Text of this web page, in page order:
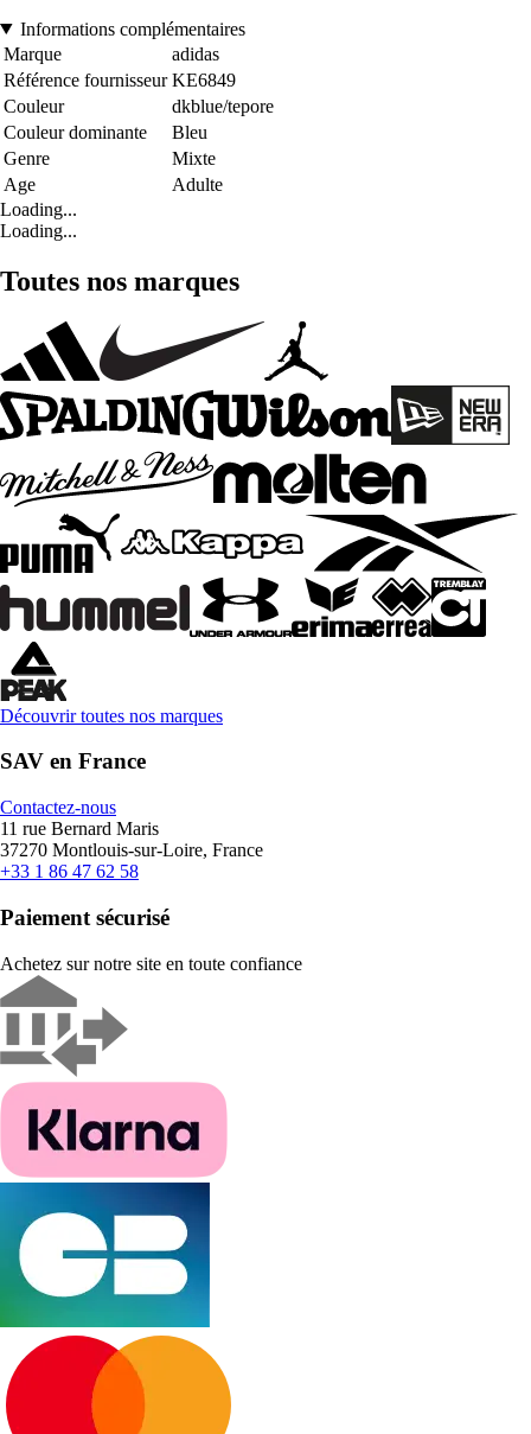
Informations complémentaires
Marque
adidas
Référence fournisseur KE6849
Couleur
dkblue/tepore
Couleur dominante
Bleu
Genre
Mixte
Age
Adulte
Loading...
Loading...
Toutes nos marques
Découvrir toutes nos marques
SAV en France
Contactez-nous
11 rue Bernard Maris
37270 Montlouis-sur-Loire, France
+33 1 86 47 62 58
Paiement sécurisé
Achetez sur notre site en toute confiance